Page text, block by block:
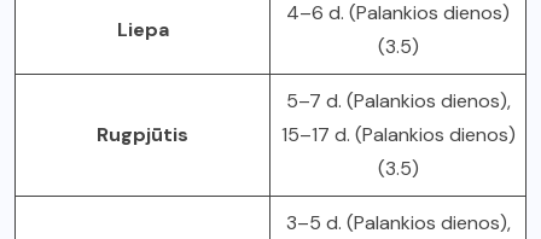
Liepa
4–6 d. (Palankios dienos)
(3.5)
Rugpjūtis
5–7 d. (Palankios dienos),
15–17 d. (Palankios dienos)
(3.5)
3–5 d. (Palankios dienos),